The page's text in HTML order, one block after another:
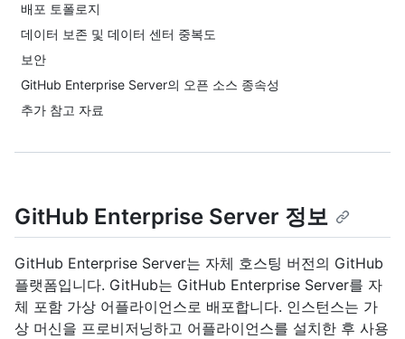
배포 토폴로지
데이터 보존 및 데이터 센터 중복도
보안
GitHub Enterprise Server의 오픈 소스 종속성
추가 참고 자료
GitHub Enterprise Server 정보
GitHub Enterprise Server는 자체 호스팅 버전의 GitHub
플랫폼입니다. GitHub는 GitHub Enterprise Server를 자
체 포함 가상 어플라이언스로 배포합니다. 인스턴스는 가
상 머신을 프로비저닝하고 어플라이언스를 설치한 후 사용